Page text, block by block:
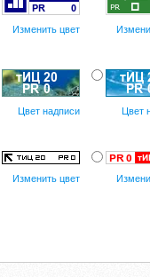
Изменить цвет
Цвет надписи Цвет
Изменить цвет